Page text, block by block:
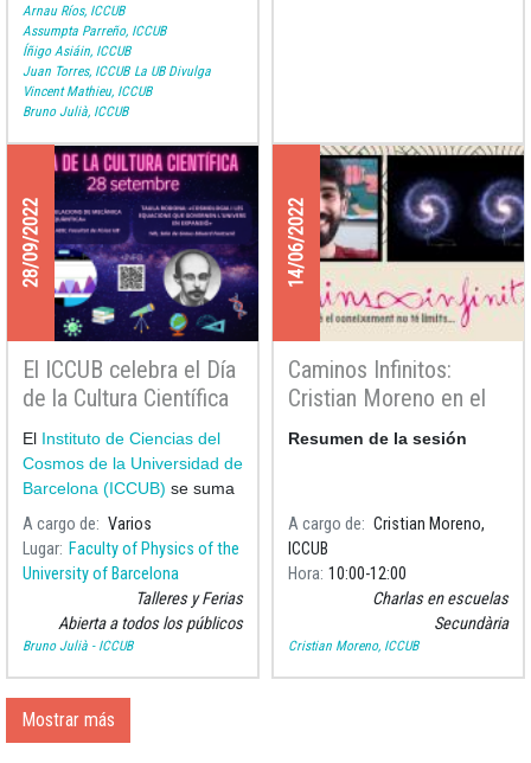
Arnau Ríos, ICCUB
Assumpta Parreño, ICCUB
Íñigo Asiáin, ICCUB
Juan Torres, ICCUB La UB Divulga
Vincent Mathieu, ICCUB
Bruno Julià, ICCUB
28/09/2022
El ICCUB celebra el Día
de la Cultura Científica
2022
El Instituto de Ciencias del
Cosmos de la Universidad de
Barcelona (ICCUB) se suma
a las celebraciones del
de l
A cargo de
Varios
Lugar Faculty of Physics of the
University of Barcelona
Talleres y Ferias
Abierta a todos los públicos
Bruno Julià - ICCUB
14/06/2022
Caminos Infinitos:
Cristian Moreno en el
IES Castelló d'Empúries
Resumen de la sesión
A cargo de
Cristian Moreno,
ICCUB
Hora 10:00 12:00
Charlas en escuelas
Secundària
Cristian Moreno, ICCUB
Mostrar más